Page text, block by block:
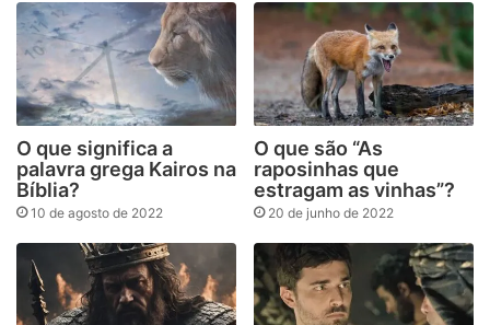
O que significa a
palavra grega Kairos na
Bíblia?
10 de agosto de 2022
O que são “As
raposinhas que
estragam as vinhas”?
20 de junho de 2022